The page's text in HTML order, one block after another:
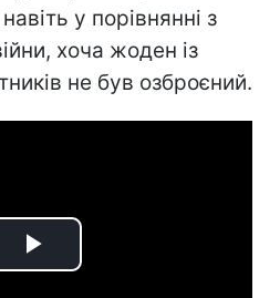
у порівнянні з
хоча жоден із
не був озброєний.
Play